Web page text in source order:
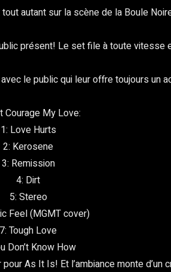
autant sur la scène de la Boule
présent! Le set file à toute
le public qui leur offre toujours un
Courage My Love:
1: Love Hurts
2: Kerosene
3: Remission
4: Dirt
5: Stereo
Feel (MGMT cover)
7: Tough Love
Don’t Know How
As It Is! Et l’ambiance monte